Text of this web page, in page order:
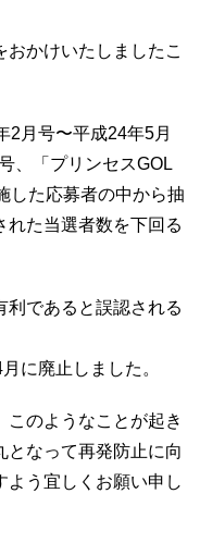
かけいたしましたこ
2月号〜平成24年5月
、「プリンセスGOL
した応募者の中から抽
れた当選者数を下回る
利であると誤認される
に廃止しました。
のようなことが起き
となって再発防止に向
よう宜しくお願い申し